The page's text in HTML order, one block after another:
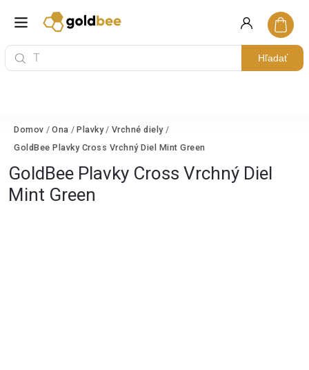
Hľadať
Domov / Ona / Plavky / Vrchné diely /
GoldBee Plavky Cross Vrchný Diel Mint Green
GoldBee Plavky Cross Vrchný Diel
Mint Green